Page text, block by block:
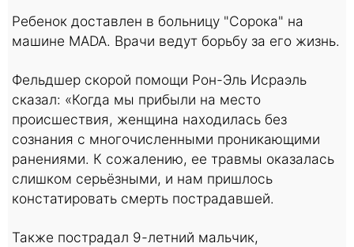
Ребенок доставлен в больницу "Сорока" на
машине MADA. Врачи ведут борьбу за его жизнь.
Фельдшер скорой помощи Рон-Эль Исраэль
сказал: «Когда мы прибыли на место
происшествия, женщина находилась без
сознания с многочисленными проникающими
ранениями. К сожалению, ее травмы оказалась
слишком серьёзными, и нам пришлось
констатировать смерть пострадавшей.
Также пострадал 9-летний мальчик,